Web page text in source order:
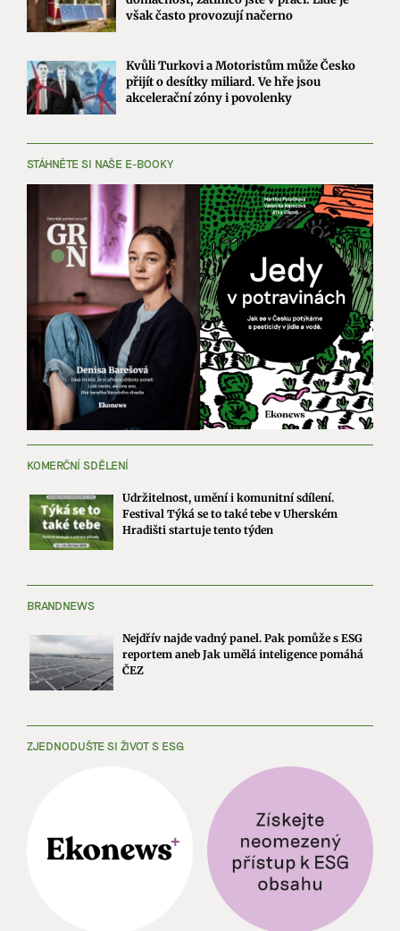
však často provozují načerno
Kvůli Turkovi a Motoristům může Česko
přijít o desítky miliard. Ve hře jsou
akcelerační zóny i povolenky
STÁHNĚTE SI NAŠE E-BOOKY
KOMERČNÍ SDĚLENÍ
Udržitelnost, umění i komunitní sdílení.
Festival Týká se to také tebe v Uherském
Hradišti startuje tento týden
BRANDNEWS
Nejdřív najde vadný panel. Pak pomůže s ESG
reportem aneb Jak umělá inteligence pomáhá
ČEZ
ZJEDNODUŠTE SI ŽIVOT S ESG